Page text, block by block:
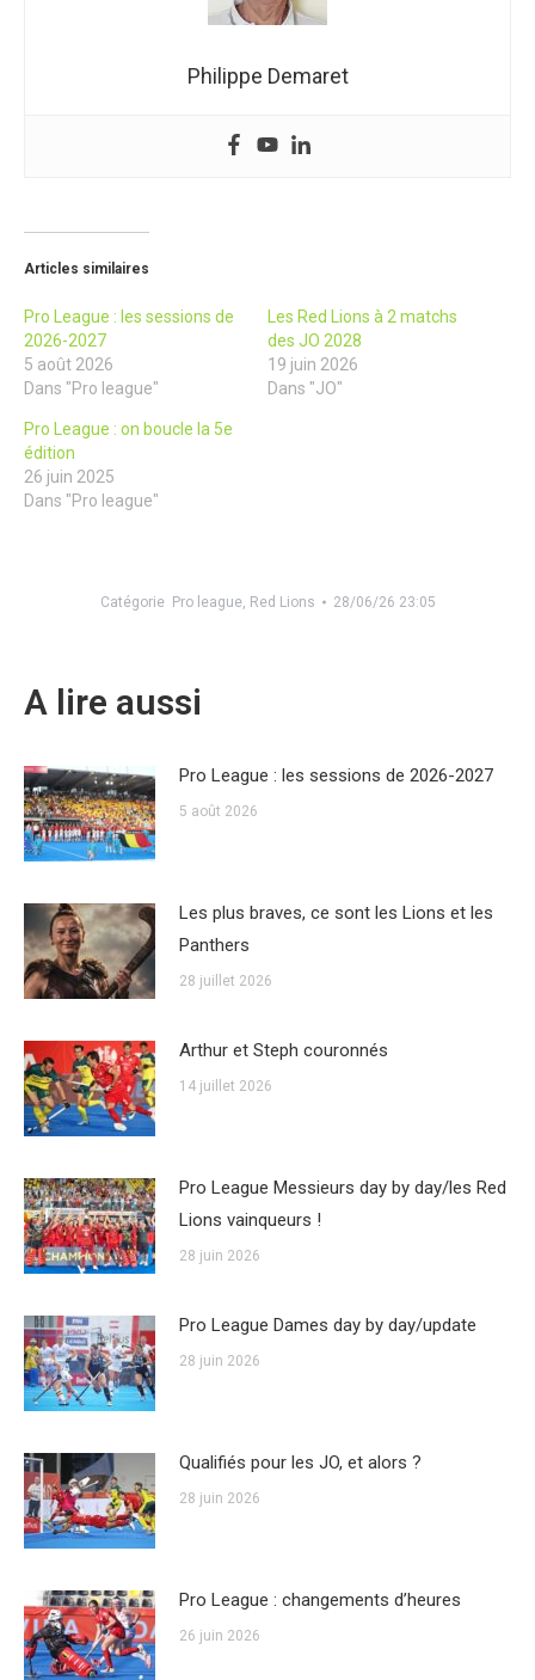
Philippe Demaret
Articles similaires
Pro League : les sessions de
2026-2027
5 août 2026
Dans "Pro league"
Les Red Lions à 2 matchs
des JO 2028
19 juin 2026
Dans "JO"
Pro League : on boucle la 5e
édition
26 juin 2025
Dans "Pro league"
Catégorie Pro league, Red Lions 28/06/26 23:05
A lire aussi
Pro League : les sessions de 2026-2027
5 août 2026
Les plus braves, ce sont les Lions et les
Panthers
28 juillet 2026
Arthur et Steph couronnés
14 juillet 2026
Pro League Messieurs day by day/les Red
Lions vainqueurs !
28 juin 2026
Pro League Dames day by day/update
28 juin 2026
Qualifiés pour les JO, et alors ?
28 juin 2026
Pro League : changements d’heures
26 juin 2026